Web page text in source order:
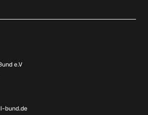
e.V
bund.de